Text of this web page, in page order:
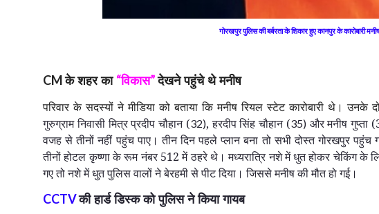
गोरखपुर पुलिस की बर्बरता के शिकार हुए कानपुर के कारोबारी
CMके शहर का “विकास”देखने पहुंचे थे मनीष
परिवार के सदस्यों ने मीडिया को बताया कि मनीष रियल स्टेट कारोबारी थे।
गुरुग्राम निवासी मित्र प्रदीप चौहान (32),हरदीप सिंह चौहान (35)और मनीष गुप्ता
वजह से तीनों नहीं पहुंच पाए। तीन दिन पहले प्लान बना तो सभी दोस्त गोरखपुर
तीनों होटल कृष्णा के रूम नंबर 512 में ठहरे थे। मध्यरात्रि नशे में धुत होकर चेकिंग के
गए तो नशे में धुत पुलिस वालों ने बेरहमी से पीट दिया। जिससे मनीष की मौत हो गई।
CCTVकी हार्ड डिस्क को पुलिस ने किया गायब